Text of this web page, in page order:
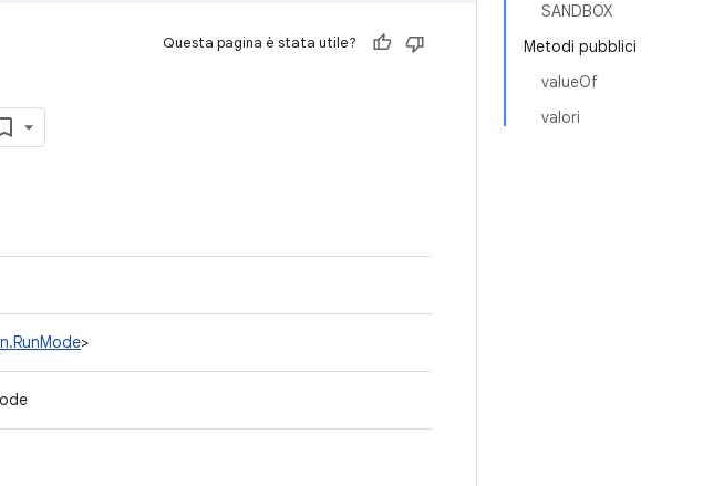
SANDBOX
Metodi pubblici
valueOf
valori
Questa pagina è stata utile?
>